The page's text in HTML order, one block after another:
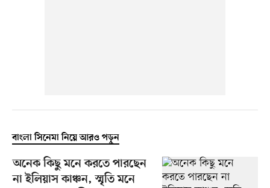
বাংলা সিনেমা নিয়ে আরও পড়ুন
অনেক কিছু মনে করতে পারছেন
না ইলিয়াস কাঞ্চন, স্মৃতি মনে